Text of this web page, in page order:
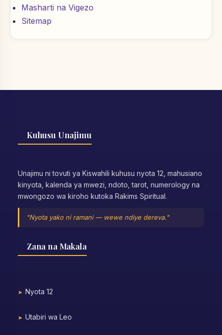
Masharti na Vigezo
Sitemap
Kuhusu Unajimu
Unajimu ni tovuti ya Kiswahili kuhusu nyota 12, mahusiano
kinyota, kalenda ya mwezi, ndoto, tarot, numerology na
mwongozo wa kiroho kutoka Rakims Spiritual.
"Nyota yako ni ramani — wewe ndiye dereva."
Zana na Makala
Nyota 12
Utabiri wa Leo